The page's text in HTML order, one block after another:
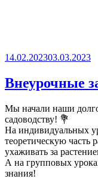
Опубликовано
14.02.202303.03.2023
Внеурочные
Мы начали наши
садоводству! 💐
На индивидуальных
теоретическую часть
ухаживать за
А на групповых
знания!